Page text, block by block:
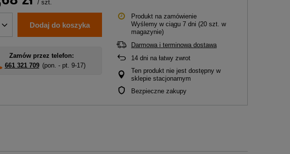
/ szt.
Dodaj do koszyka
Zamów przez telefon:
661 321 709 (pon. - pt. 9-17)
Produkt na zamówienie
Wyślemy w ciągu 7 dni (20 szt. w
magazynie)
Darmowa i terminowa dostawa
14 dni na łatwy zwrot
Ten produkt nie jest dostępny w
sklepie stacjonarnym
Bezpieczne zakupy